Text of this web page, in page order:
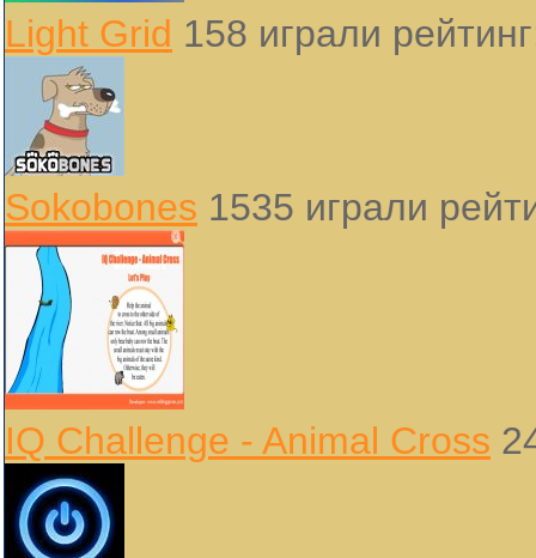
Light Grid 158 играли
Sokobones 1535 играли
IQ Challenge - Animal Cross